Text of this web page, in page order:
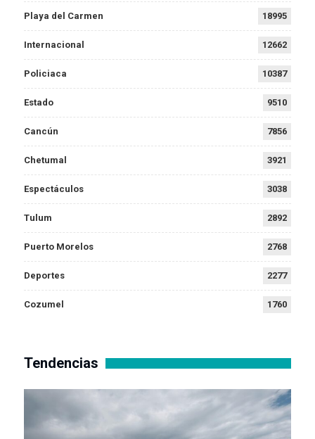
Playa del Carmen 18995
Internacional 12662
Policiaca 10387
Estado 9510
Cancún 7856
Chetumal 3921
Espectáculos 3038
Tulum 2892
Puerto Morelos 2768
Deportes 2277
Cozumel 1760
Tendencias